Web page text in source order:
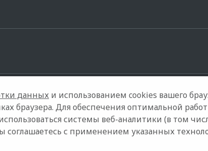
Правовая информация
данных и использованием cookies вашего
браузера. Для обеспечения оптимальной
системы веб-аналитики (в том
соглашаетесь с применением указанных